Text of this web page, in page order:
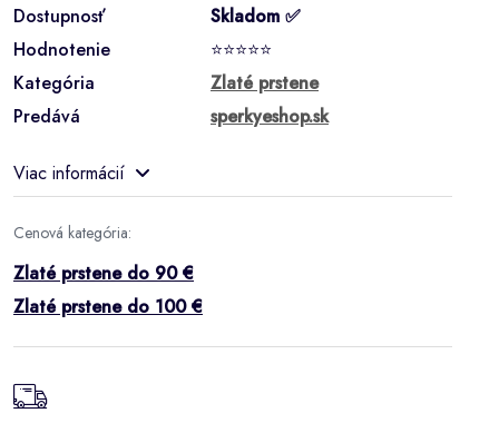
Dostupnosť
Skladom ✅
Hodnotenie
⭐⭐⭐⭐⭐
Kategória
Zlaté prstene
Predává
sperkyeshop.sk
Viac informácií
Cenová kategória:
Zlaté prstene do 90 €
Zlaté prstene do 100 €